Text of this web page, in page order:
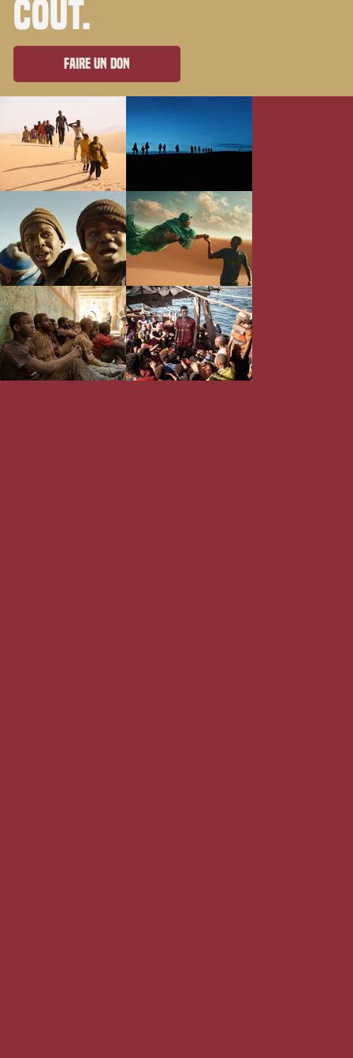
coût.
Faire un don